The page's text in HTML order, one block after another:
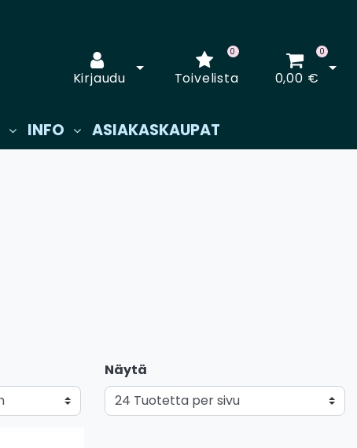
Kirjaudu
Avaa kirjautuminen
Toivelista
0 0
0,00 €
INFO ASIAKASKAUPAT
Näytä